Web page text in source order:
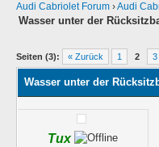
Audi Cabriolet Forum›Audi
Wasser unter der
Seiten (3): « Zurück 1 2 3
Wasser unter der
Tux